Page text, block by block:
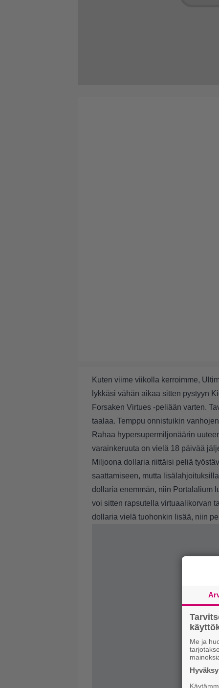
Kuten viime viikolla kerroimme,
lykkäsi vähän aikaa sitten pystyyn
Forsaken Virtues -peliään varten.
taalaa. Temppu onnistuikin
Rahaa hypersupermiljonäärin
varainkeruuta on vielä 18 päivää
Miljoona dollaria riittäisi peliä
saattamiseen, mutta
dollaria enemmän, niin Portalalium
voi sitten rapsutella virtuaalikorvan
dollaria vielä tuohonkin lisää, niin
Me ja